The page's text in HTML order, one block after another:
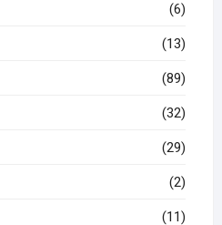
được
chọn
trang
sản
phẩm
(6)
(13)
(89)
(32)
(29)
(2)
(11)